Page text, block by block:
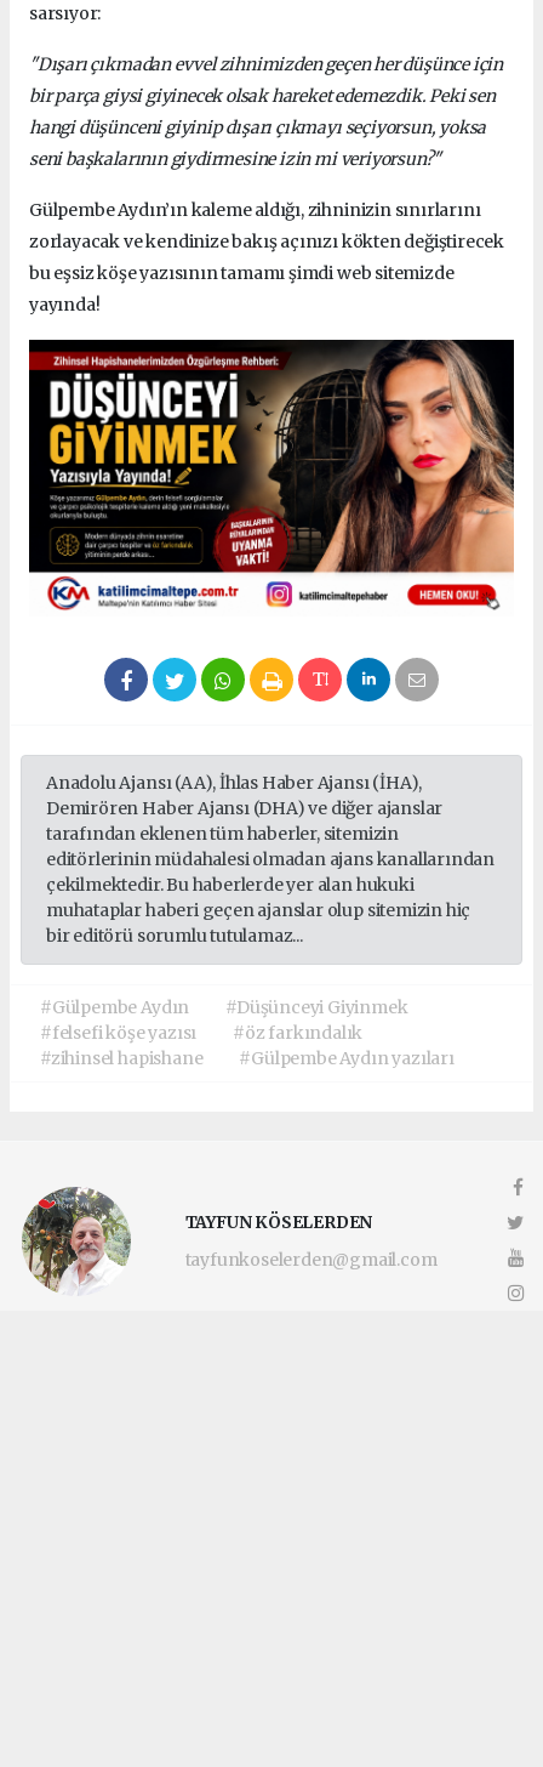
sarsıyor:
"Dışarı çıkmadan evvel zihnimizden geçen her düşünce için
bir parça giysi giyinecek olsak hareket edemezdik. Peki sen
hangi düşünceni giyinip dışarı çıkmayı seçiyorsun, yoksa
seni başkalarının giydirmesine izin mi veriyorsun?"
Gülpembe Aydın’ın kaleme aldığı, zihninizin sınırlarını
zorlayacak ve kendinize bakış açınızı kökten değiştirecek
bu eşsiz köşe yazısının tamamı şimdi web sitemizde
yayında!
Anadolu Ajansı (AA), İhlas Haber Ajansı (İHA),
Demirören Haber Ajansı (DHA) ve diğer ajanslar
tarafından eklenen tüm haberler, sitemizin
editörlerinin müdahalesi olmadan ajans kanallarından
çekilmektedir. Bu haberlerde yer alan hukuki
muhataplar haberi geçen ajanslar olup sitemizin hiç
bir editörü sorumlu tutulamaz...
#Gülpembe Aydın
#Düşünceyi Giyinmek
#felsefi köşe yazısı
#öz farkındalık
#zihinsel hapishane
#Gülpembe Aydın yazıları
TAYFUN KÖSELERDEN
tayfunkoselerden@gmail.com